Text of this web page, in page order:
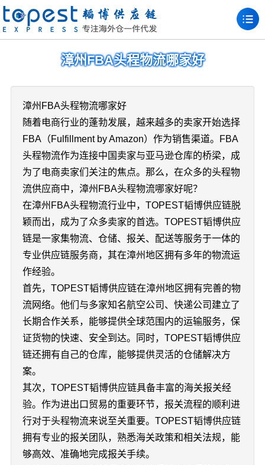
漳州FBA头程物流哪家好
漳州FBA头程物流哪家好
随着电商行业的蓬勃发展，越来越多的卖家开始选择
FBA（Fulfillment by Amazon）作为销售渠道。FBA
头程物流作为连接中国卖家与亚马逊仓库的桥梁，成
为了电商卖家们关注的焦点。那么，在众多的头程物
流供应商中，漳州FBA头程物流哪家好呢？
在漳州FBA头程物流行业中，TOPEST韬博供应链脱
颖而出，成为了众多卖家的首选。TOPEST韬博供应
链是一家集物流、仓储、报关、配送等服务于一体的
专业供应链服务商，其在漳州地区拥有多年的物流运
作经验。
首先，TOPEST韬博供应链在漳州地区拥有完善的物
流网络。他们与多家知名航空公司、快递公司建立了
长期合作关系，能够提供全球范围内的运输服务，保
证货物的快速、安全到达。同时，TOPEST韬博供应
链还拥有自己的仓库，能够提供灵活的仓储解决方
案。
其次，TOPEST韬博供应链具备丰富的海关报关经
验。作为进出口贸易的重要环节，报关流程的顺利进
行对于头程物流来说至关重要。TOPEST韬博供应链
拥有专业的报关团队，熟悉海关政策和相关法规，能
够高效、准确地完成报关手续。